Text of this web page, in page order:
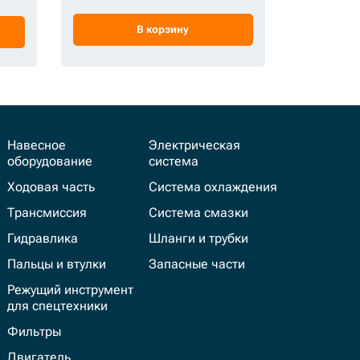
В корзину
Навесное
оборудование
Ходовая часть
Трансмиссия
Гидравлика
Пальцы и втулки
Режущий инструмент
для спецтехники
Фильтры
Электрическая
система
Система охлаждения
Система смазки
Шланги и трубки
Запасные части